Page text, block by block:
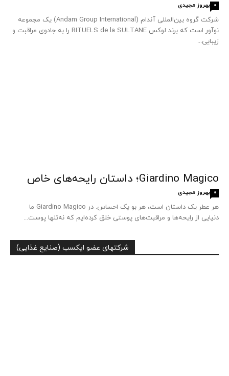
بهروز مجیدی 0
شرکت گروه بین‌المللی آندام (Andam Group International) یک مجموعه
نوآور است که برند لوکس RITUELS de la SULTANE را به جادوی مراقبت و
زیبایی...
Giardino Magico؛ داستان رایحه‌های خاص
بهروز مجیدی 0
هر عطر یک داستان است، هر بو یک احساس. در Giardino Magico ما
دنیایی از رایحه‌ها و مراقبت‌های پوستی خلق کرده‌ایم که نه‌تنها پوست...
شرکتهای عضو ایکسب (صنایع غذایی)